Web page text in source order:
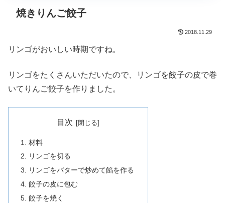
焼きりんご餃子
2018.11.29
リンゴがおいしい時期ですね。
リンゴをたくさんいただいたので、リンゴを餃子の皮で巻
いてりんご餃子を作りました。
目次
材料
リンゴを切る
リンゴをバターで炒めて餡を作る
餃子の皮に包む
餃子を焼く